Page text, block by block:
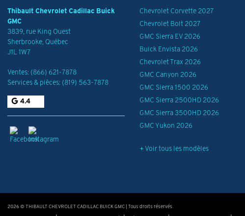
Thibault Chevrolet Cadillac Buick
GMC
3839, rue King Ouest
Sherbrooke, Québec
J1L 1W7
Ventes: (866) 621-7878
Services & pièces: (819) 563-7878
4.4
Chevrolet Corvette 2027
Chevrolet Bolt 2027
GMC Sierra EV 2026
Buick Envista 2026
Chevrolet Trax 2026
GMC Canyon 2026
GMC Sierra 1500 2026
GMC Sierra 2500HD 2026
GMC Sierra 3500HD 2026
GMC Yukon 2026
+ Voir tous les modèles
2026 © THIBAULT CHEVROLET CADILLAC BUICK GMC | Tous droits réservés.